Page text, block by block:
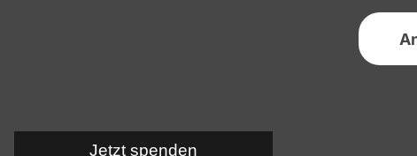
Jetzt spenden